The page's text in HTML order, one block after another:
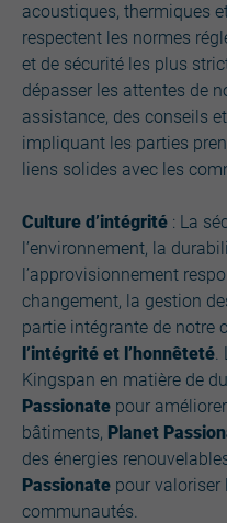
acoustiques, thermiques
respectent les normes
et de sécurité les plus
dépasser les attentes de
assistance, des conseils
impliquant les parties
liens solides avec les
Culture d’intégrité : La
l’environnement, la
l’approvisionnement
changement, la gestion
partie intégrante de notre
l’intégrité et l’honnêteté.
Kingspan en matière de
Passionate pour
bâtiments, Planet
des énergies
Passionate pour valoriser
communautés.